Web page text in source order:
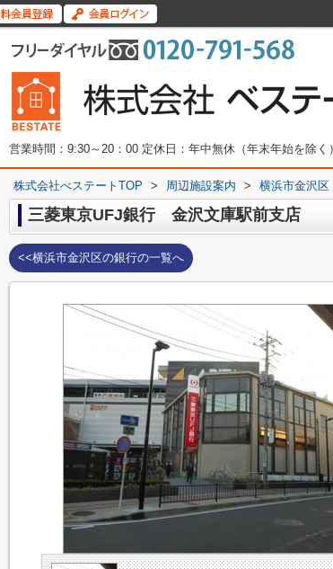
営業時間：9:30～20：00 定休日：年中無休（年末年始を除く）
株式会社べステートTOP > 周辺施設案内 > 横浜市金沢区
三菱東京UFJ銀行 金沢文庫駅前支店
<<横浜市金沢区の銀行の一覧へ